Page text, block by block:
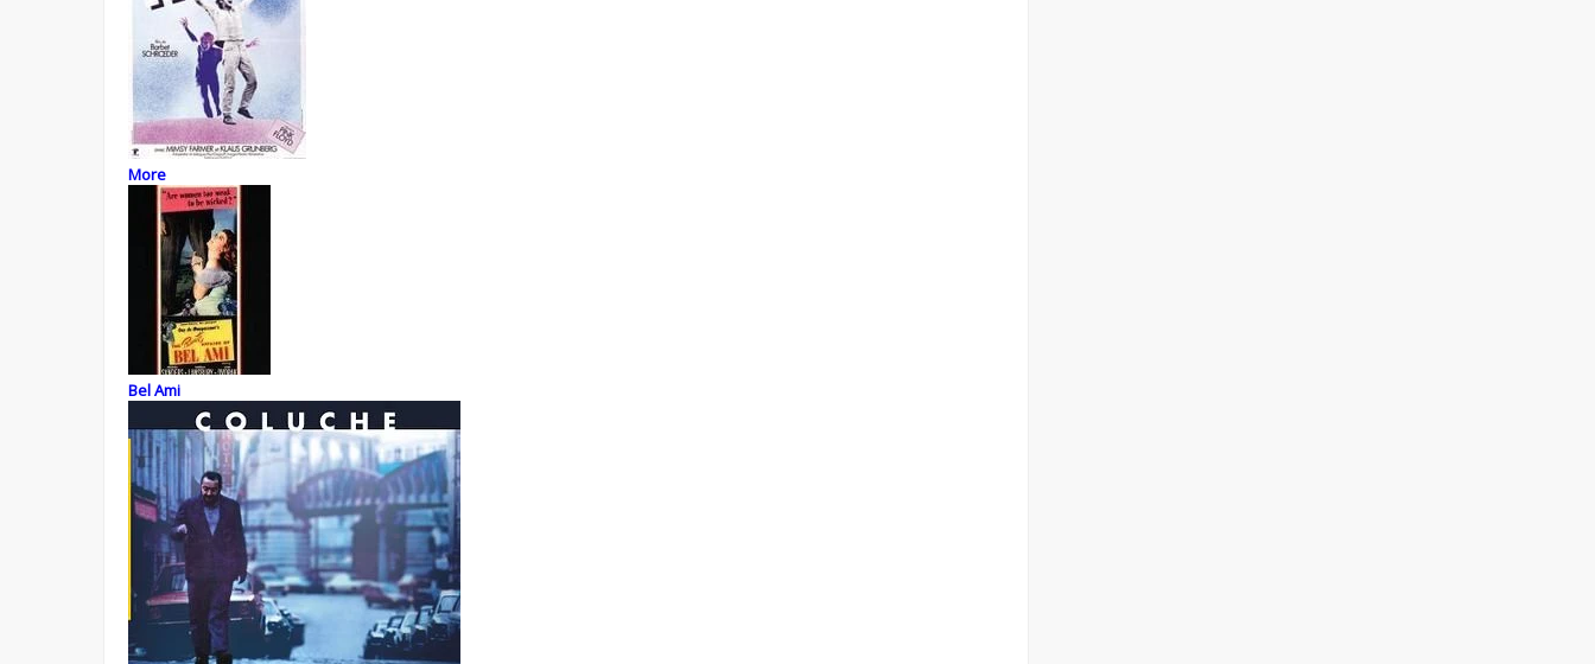
More
Bel Ami